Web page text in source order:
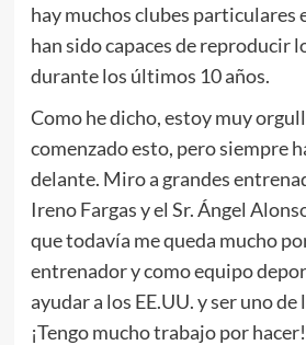
hay muchos clubes particulares
han sido capaces de reproducir
durante los últimos 10 años.
Como he dicho, estoy muy
comenzado esto, pero siempre
delante. Miro a grandes
Ireno Fargas y el Sr. Ángel
que todavía me queda mucho
entrenador y como equipo
ayudar a los EE.UU. y ser uno de
¡Tengo mucho trabajo por hacer!